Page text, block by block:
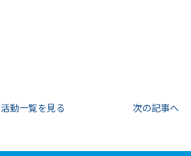
活動一覧を見る 次の記事へ